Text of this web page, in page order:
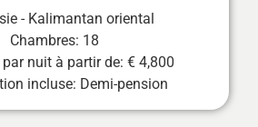
- Kalimantan oriental
Chambres: 18
nuit à partir de: € 4,800
incluse: Demi-pension